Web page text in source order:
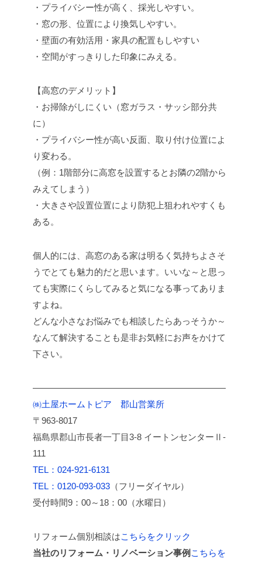
・プライバシー性が高く、採光しやすい。
・窓の形、位置により換気しやすい。
・壁面の有効活用・家具の配置もしやすい
・空間がすっきりした印象にみえる。
【高窓のデメリット】
・お掃除がしにくい（窓ガラス・サッシ部分共
に）
・プライバシー性が高い反面、取り付け位置によ
り変わる。
（例：1階部分に高窓を設置するとお隣の2階から
みえてしまう）
・大きさや設置位置により防犯上狙われやすくも
ある。
個人的には、高窓のある家は明るく気持ちよさそ
うでとても魅力的だと思います。いいな～と思っ
ても実際にくらしてみると気になる事ってありま
すよね。
どんな小さなお悩みでも相談したらあっそうか～
なんて解決することも是非お気軽にお声をかけて
下さい。
――――――――――――――――――――――
㈱土屋ホームトピア 郡山営業所
〒963-8017
福島県郡山市長者一丁目3-8 イートンセンターⅡ-
111
TEL：024-921-6131
TEL：0120-093-033 （フリーダイヤル）
受付時間9：00～18：00（水曜日）
リフォーム個別相談はこちらをクリック
当社のリフォーム・リノベーション事例 こちらを